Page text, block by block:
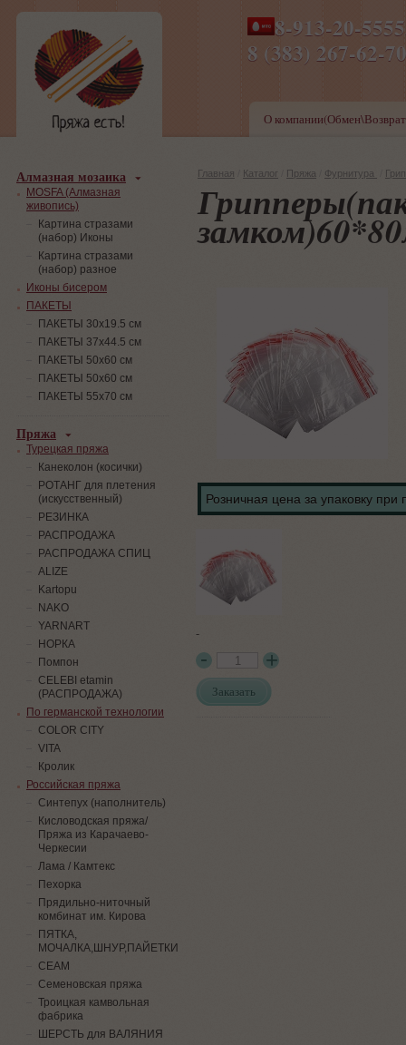
8-913-20-
8 (383) 267-
ПН-ПТ 8-17,СБ-ВС 9-
О
Главная Каталог Пряжа Фурнитура
Розничная цена за упаковку при
-
Заказать
Алмазная мозаика
MOSFA (Алмазная
живопись)
Картина стразами
(набор) Иконы
Картина стразами
(набор) разное
Иконы бисером
ПАКЕТЫ
ПАКЕТЫ 30х19.5 см
ПАКЕТЫ 37х44.5 см
ПАКЕТЫ 50х60 см
ПАКЕТЫ 50х60 см
ПАКЕТЫ 55х70 см
Пряжа
Турецкая пряжа
Канеколон (косички)
РОТАНГ для плетения
(искусственный)
PЕЗИНКА
РАСПРОДАЖА
РАСПРОДАЖА СПИЦ
ALIZE
Kartopu
NAKO
YARNART
НОРКА
Помпон
СELEBI etamin
(РАСПРОДАЖА)
По германской технологии
COLOR CITY
VITA
Кролик
Российская пряжа
Синтепух (наполнитель)
Кисловодская пряжа/
Пряжа из Карачаево-
Черкесии
Лама / Камтекс
Пехорка
Прядильно-ниточный
комбинат им. Кирова
ПЯТКА,
МОЧАЛКА,ШНУР,ПАЙЕТКИ
СЕАМ
Семеновская пряжа
Троицкая камвольная
фабрика
ШЕРСТЬ для ВАЛЯНИЯ